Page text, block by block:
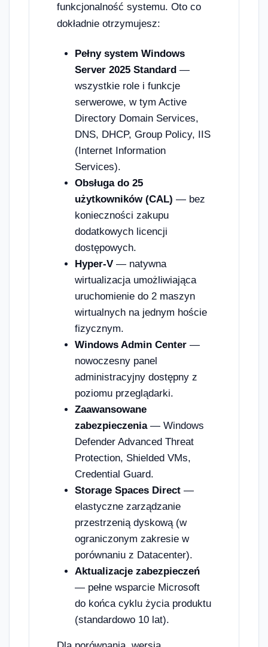
funkcjonalność systemu. Oto co
dokładnie otrzymujesz:
Pełny system Windows
Server 2025 Standard —
wszystkie role i funkcje
serwerowe, w tym Active
Directory Domain Services,
DNS, DHCP, Group Policy, IIS
(Internet Information
Services).
Obsługa do 25
użytkowników (CAL) — bez
konieczności zakupu
dodatkowych licencji
dostępowych.
Hyper-V — natywna
wirtualizacja umożliwiająca
uruchomienie do 2 maszyn
wirtualnych na jednym hoście
fizycznym.
Windows Admin Center —
nowoczesny panel
administracyjny dostępny z
poziomu przeglądarki.
Zaawansowane
zabezpieczenia— Windows
Defender Advanced Threat
Protection, Shielded VMs,
Credential Guard.
Storage Spaces Direct —
elastyczne zarządzanie
przestrzenią dyskową (w
ograniczonym zakresie w
porównaniu z Datacenter).
Aktualizacje zabezpieczeń
— pełne wsparcie Microsoft
do końca cyklu życia produktu
(standardowo 10 lat).